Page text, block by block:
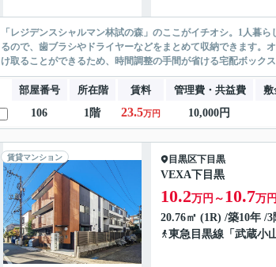
「レジデンスシャルマン林試の森」のここがイチオシ。1人暮
るので、歯ブラシやドライヤーなどをまとめて収納できます。
け取ることができるため、時間調整の手間が省ける宅配ボック
部屋番号 所在階 賃料 管理費・共益費 敷
106
1階 23.5万円 10,000円
賃貸マンション 目黒区下目黒
VEXA下目黒
10.2万円～ 10.7万円
20.76㎡ (1R) /築10年 /3
東急目黒線 「 武蔵小